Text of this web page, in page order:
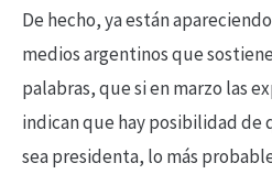
De hecho, ya están
medios argentinos que
palabras, que si en marzo las
indican que hay posibilidad de
sea presidenta, lo más